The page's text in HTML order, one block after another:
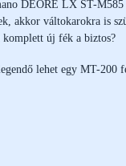
DEORE LX ST-
akkor váltokarokra is
komplett új fék a biztos?
lehet egy MT-200